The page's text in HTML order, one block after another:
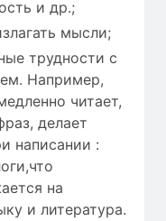
и др.;
мысли;
трудности с
Например,
читает,
делает
написании :
на
и литература.